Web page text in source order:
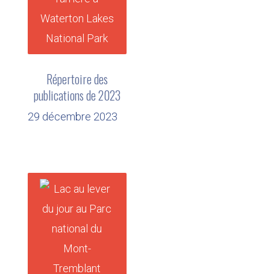
Répertoire des
publications de 2023
29 décembre 2023